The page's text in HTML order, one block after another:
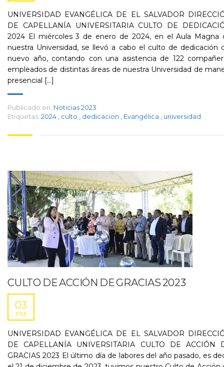
UNIVERSIDAD EVANGÉLICA DE EL SALVADOR
DE CAPELLANÍA UNIVERSITARIA CULTO DE
2024 El miércoles 3 de enero de 2024, en el Aula Magna
nuestra Universidad, se llevó a cabo el culto de dedicación
nuevo año, contando con una asistencia de 122
empleados de distintas áreas de nuestra Universidad de
presencial [...]
Publicado en: Noticias 2023
Etiquetas: 2024 culto dedicacion Evangélica universidad
CULTO DE ACCIÓN DE GRACIAS 2023
03
ENE
UNIVERSIDAD EVANGÉLICA DE EL SALVADOR
DE CAPELLANÍA UNIVERSITARIA CULTO DE ACCIÓN
GRACIAS 2023 El último día de labores del año pasado, es